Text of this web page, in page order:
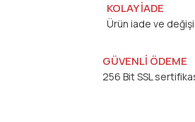
KOLAY İADE
Ürün iade ve
GÜVENLİ ÖDEME
256 Bit SSL